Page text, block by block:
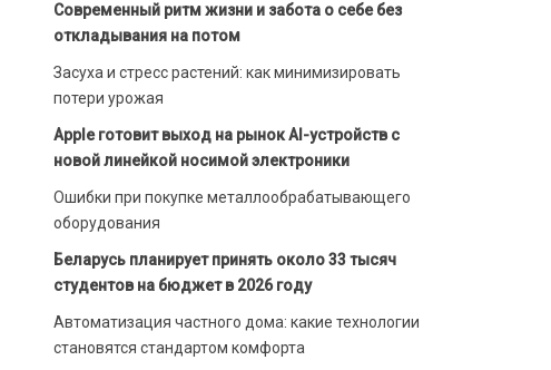
Современный ритм жизни и забота о себе без
откладывания на потом
Засуха и стресс растений: как минимизировать
потери урожая
Apple готовит выход на рынок AI-устройств с
новой линейкой носимой электроники
Ошибки при покупке металлообрабатывающего
оборудования
Беларусь планирует принять около 33 тысяч
студентов на бюджет в 2026 году
Автоматизация частного дома: какие технологии
становятся стандартом комфорта